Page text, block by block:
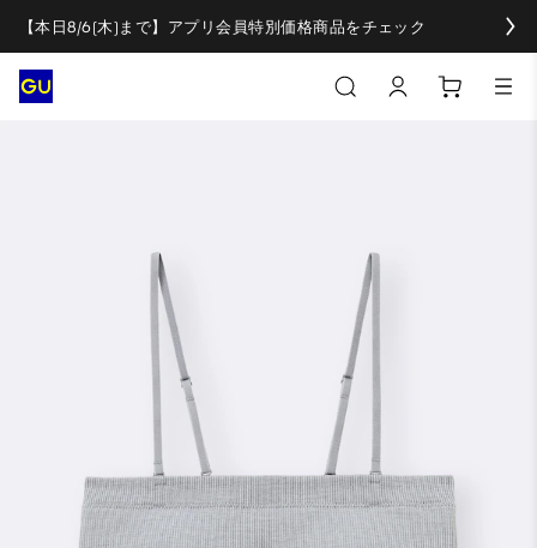
【本日8/6(木)まで】アプリ会員特別価格商品をチェック